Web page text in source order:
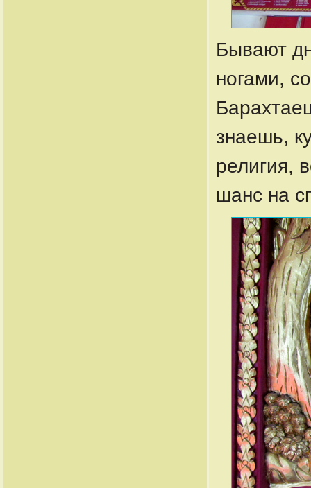
Бывают
ногами,
знаешь,
религия,
шанс на